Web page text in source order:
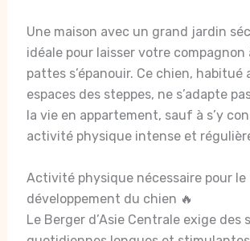
Une maison avec un grand jardin
idéale pour laisser votre compagnon
pattes s’épanouir. Ce chien, habitué
espaces des steppes, ne s’adapte
la vie en appartement, sauf à s’y
activité physique intense et
Activité physique nécessaire pour le
développement du chien 🔥
Le Berger d’Asie Centrale exige des